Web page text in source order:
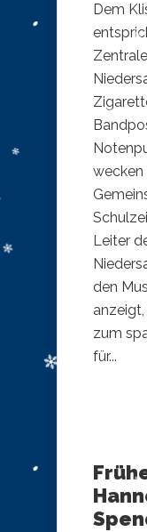
Dem
wecken
Leiter
den
zum
für...